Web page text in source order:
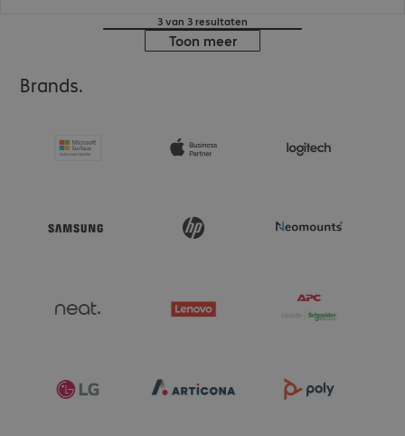
3 van 3 resultaten
Toon meer
Brands.